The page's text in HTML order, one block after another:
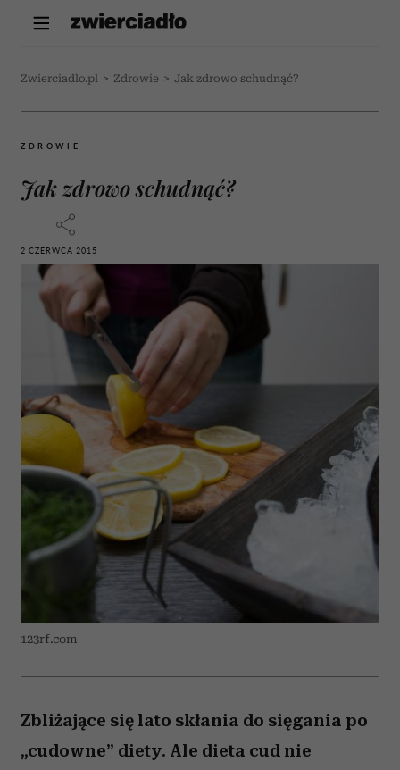
Zwierciadlo.pl > Zdrowie > Jak zdrowo schudnąć?
ZDROWIE
Jak zdrowo schudnąć?
2 CZERWCA 2015
123rf.com
Zbliżające się lato skłania do sięgania po
„cudowne” diety. Ale dieta cud nie